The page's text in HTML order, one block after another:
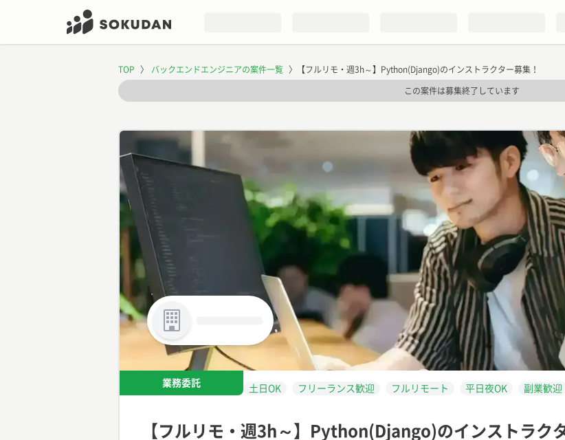
TOP 〉 バックエンドエンジニアの案件一覧 〉 【フルリモ・週3h～】Python(Django)のインストラクター募集！
この案件は募集終了しています
業務委託
土日OK フリーランス歓迎 フルリモート 平日夜OK 副業歓迎
【フルリモ・週3h～】Python(Django)のインストラク